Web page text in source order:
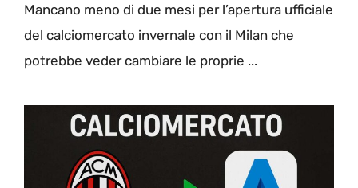
Mancano meno di due mesi per l’apertura ufficiale
del calciomercato invernale con il Milan che
potrebbe veder cambiare le proprie ...